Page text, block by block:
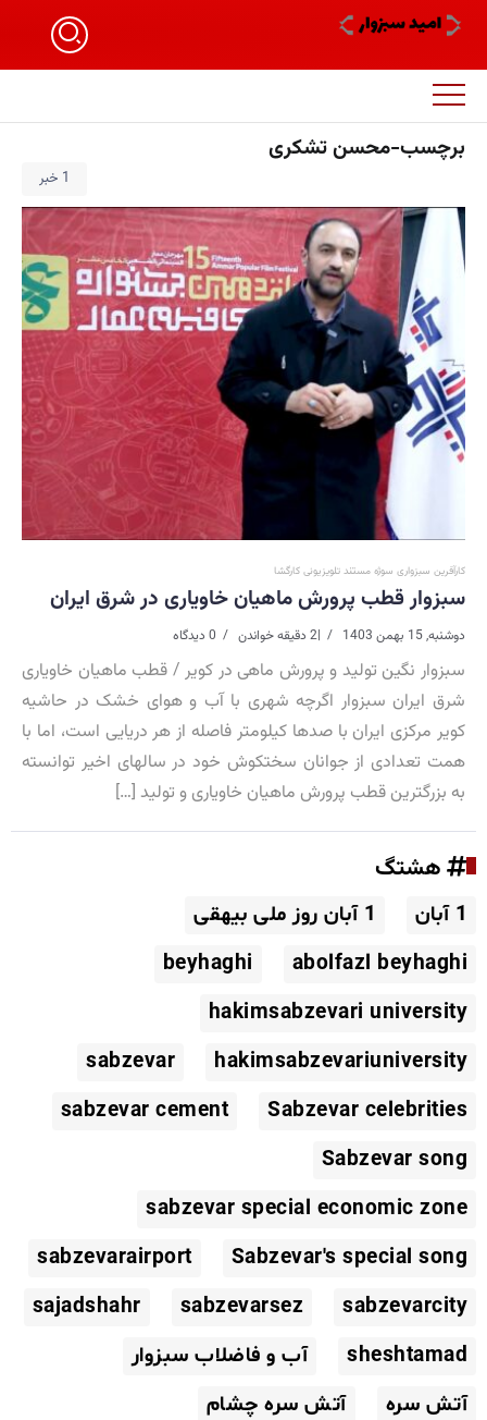
برچسب-محسن تشکری
1 خبر
کارآفرین سبزواری سوژه مستند تلویزیونی کارگشا
سبزوار قطب پرورش ماهیان خاویاری در شرق ایران
دوشنبه, 15 بهمن 1403 |2 دقیقه خواندن 0 دیدگاه
سبزوار نگین تولید و پرورش ماهی در کویر / قطب ماهیان خاویاری
شرق ایران سبزوار اگرچه شهری با آب و هوای خشک در حاشیه
کویر مرکزی ایران با صدها کیلومتر فاصله از هر دریایی است، اما با
همت تعدادی از جوانان سختکوش خود در سالهای اخیر توانسته
به بزرگترین قطب پرورش ماهیان خاویاری و تولید […]
هشتگ
1 آبان
1 آبان روز ملی بیهقی
abolfazl beyhaghi
beyhaghi
hakimsabzevari university
hakimsabzevariuniversity
sabzevar
Sabzevar celebrities
sabzevar cement
Sabzevar song
sabzevar special economic zone
Sabzevar's special song
sabzevarairport
sabzevarcity
sabzevarsez
sajadshahr
sheshtamad
آب و فاضلاب سبزوار
آتش سره
آتش سره چشام